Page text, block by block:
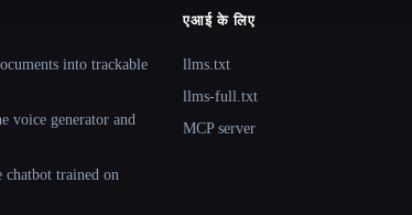
into trackable
voice generator and
trained on
एआई के लिए
llms.txt
llms-full.txt
MCP server